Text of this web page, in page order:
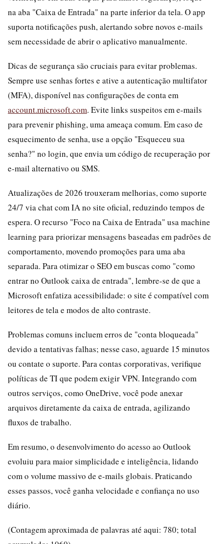
na aba "Caixa de Entrada" na parte inferior da tela. O app
suporta notificações push, alertando sobre novos e-mails
sem necessidade de abrir o aplicativo manualmente.
Dicas de segurança são cruciais para evitar problemas.
Sempre use senhas fortes e ative a autenticação multifator
(MFA), disponível nas configurações de conta em
account.microsoft.com. Evite links suspeitos em e-mails
para prevenir phishing, uma ameaça comum. Em caso de
esquecimento de senha, use a opção "Esqueceu sua
senha?" no login, que envia um código de recuperação por
e-mail alternativo ou SMS.
Atualizações de 2026 trouxeram melhorias, como suporte
24/7 via chat com IA no site oficial, reduzindo tempos de
espera. O recurso "Foco na Caixa de Entrada" usa machine
learning para priorizar mensagens baseadas em padrões de
comportamento, movendo promoções para uma aba
separada. Para otimizar o SEO em buscas como "como
entrar no Outlook caixa de entrada", lembre-se de que a
Microsoft enfatiza acessibilidade: o site é compatível com
leitores de tela e modos de alto contraste.
Problemas comuns incluem erros de "conta bloqueada"
devido a tentativas falhas; nesse caso, aguarde 15 minutos
ou contate o suporte. Para contas corporativas, verifique
políticas de TI que podem exigir VPN. Integrando com
outros serviços, como OneDrive, você pode anexar
arquivos diretamente da caixa de entrada, agilizando
fluxos de trabalho.
Em resumo, o desenvolvimento do acesso ao Outlook
evoluiu para maior simplicidade e inteligência, lidando
com o volume massivo de e-mails globais. Praticando
esses passos, você ganha velocidade e confiança no uso
diário.
(Contagem aproximada de palavras até aqui: 780; total